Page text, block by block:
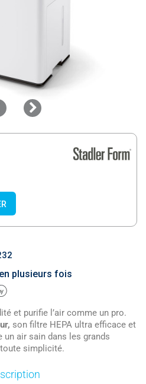
plusieurs fois
et purifie l’air comme un pro.
son filtre HEPA ultra efficace et
un air sain dans les grands
toute simplicité.